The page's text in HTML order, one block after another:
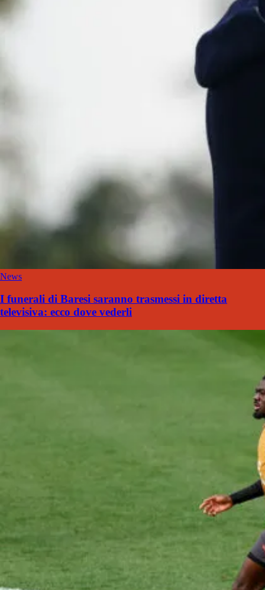
News
I funerali di Baresi saranno trasmessi in diretta
televisiva: ecco dove vederli